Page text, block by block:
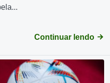
Continuar lendo